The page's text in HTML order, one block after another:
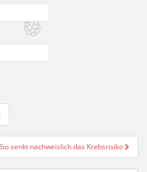
senkt nachweislich das Krebsrisiko